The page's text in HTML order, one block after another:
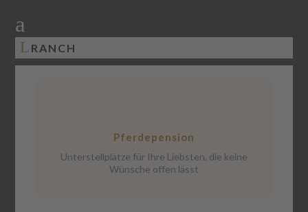
a
L RANCH
Pferdepension
Unterstellplätze für Ihre Liebsten, die keine
Wünsche offen lässt